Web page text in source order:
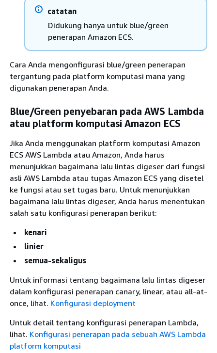
catatan
Didukung hanya untuk blue/green
penerapan Amazon ECS.
Cara Anda mengonfigurasi blue/green penerapan
tergantung pada platform komputasi mana yang
digunakan penerapan Anda.
Blue/Green penyebaran pada AWS Lambda
atau platform komputasi Amazon ECS
Jika Anda menggunakan platform komputasi Amazon
ECS AWS Lambda atau Amazon, Anda harus
menunjukkan bagaimana lalu lintas digeser dari fungsi
asli AWS Lambda atau tugas Amazon ECS yang disetel
ke fungsi atau set tugas baru. Untuk menunjukkan
bagaimana lalu lintas digeser, Anda harus menentukan
salah satu konfigurasi penerapan berikut:
kenari
linier
semua-sekaligus
Untuk informasi tentang bagaimana lalu lintas digeser
dalam konfigurasi penerapan canary, linear, atau all-at-
once, lihat. Konfigurasi deployment
Untuk detail tentang konfigurasi penerapan Lambda,
lihat. Konfigurasi penerapan pada sebuah AWS Lambda
platform komputasi